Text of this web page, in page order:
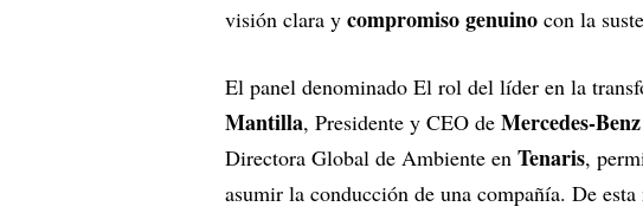
visión clara y compromiso genuino con la
El panel denominado El rol del líder en la
Mantilla, Presidente y CEO de Mercedes-
Directora Global de Ambiente en Tenaris,
asumir la conducción de una compañía. De